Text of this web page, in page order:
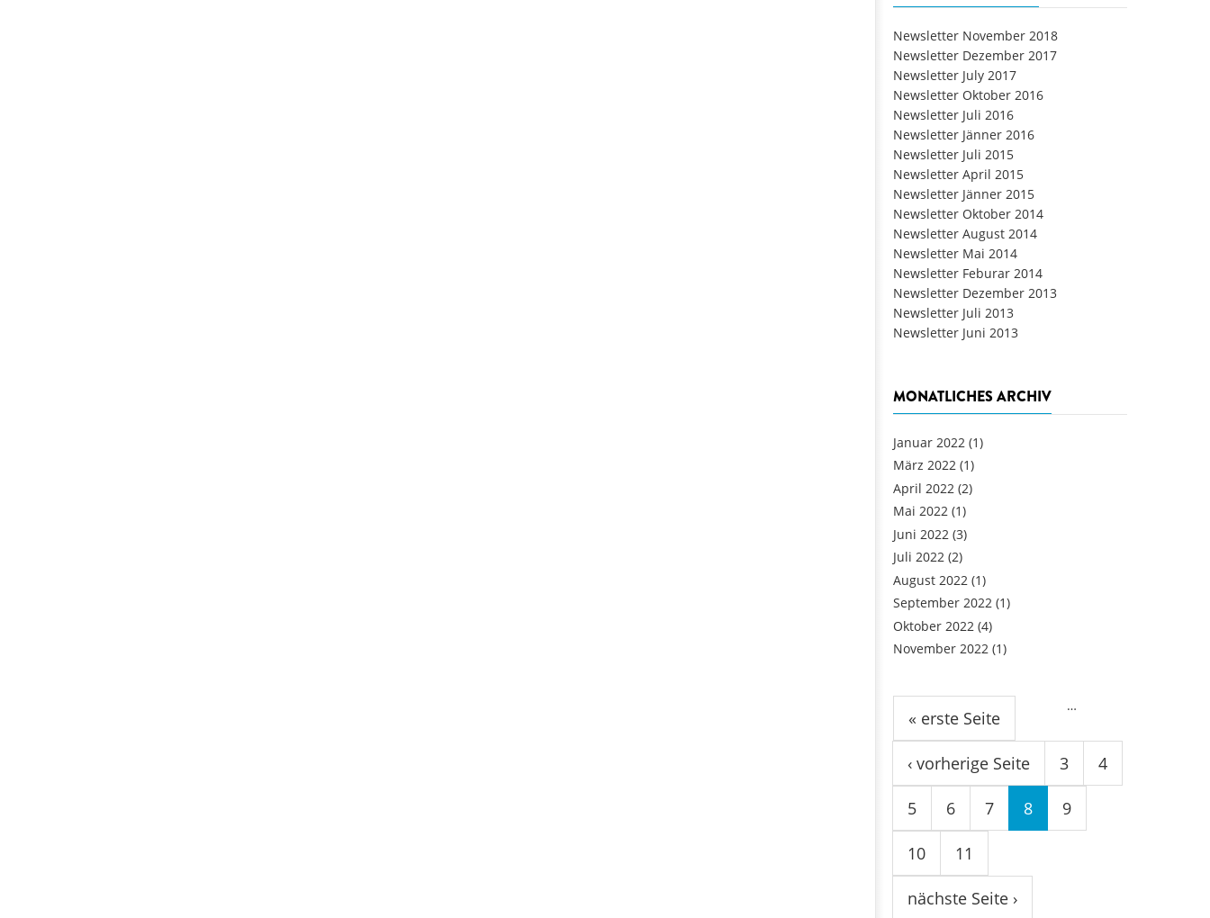
Newsletter November 2018
Newsletter Dezember 2017
Newsletter July 2017
Newsletter Oktober 2016
Newsletter Juli 2016
Newsletter Jänner 2016
Newsletter Juli 2015
Newsletter April 2015
Newsletter Jänner 2015
Newsletter Oktober 2014
Newsletter August 2014
Newsletter Mai 2014
Newsletter Feburar 2014
Newsletter Dezember 2013
Newsletter Juli 2013
Newsletter Juni 2013
MONATLICHES ARCHIV
Januar 2022 (1)
März 2022 (1)
April 2022 (2)
Mai 2022 (1)
Juni 2022 (3)
Juli 2022 (2)
August 2022 (1)
September 2022 (1)
Oktober 2022 (4)
November 2022 (1)
Seiten
« erste Seite
‹ vorherige Seite
…
3 4
5 6 7 8 9
10 11
nächste Seite ›